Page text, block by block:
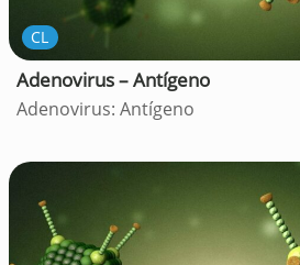
CL
Adenovirus – Antígeno
Adenovirus: Antígeno